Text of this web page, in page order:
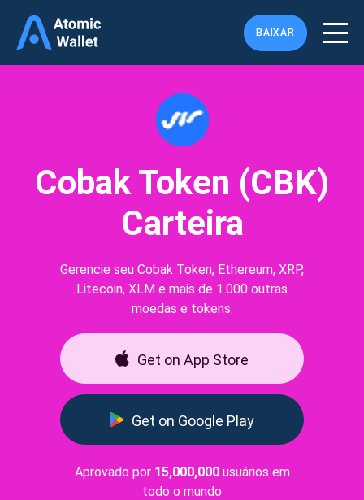
BAIXAR
Cobak Token (CBK)
Carteira
Gerencie seu Cobak Token, Ethereum, XRP,
Litecoin, XLM e mais de 1.000 outras
moedas e tokens.
Get on App Store
Get on Google Play
Aprovado por 15,000,000usuários em
todo o mundo